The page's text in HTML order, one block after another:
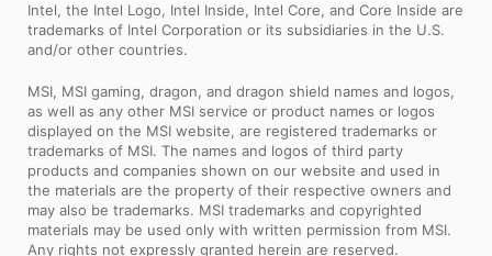
Intel, the Intel Logo, Intel Inside, Intel Core, and Core Inside are
trademarks of Intel Corporation or its subsidiaries in the U.S.
and/or other countries.
MSI, MSI gaming, dragon, and dragon shield names and logos,
as well as any other MSI service or product names or logos
displayed on the MSI website, are registered trademarks or
trademarks of MSI. The names and logos of third party
products and companies shown on our website and used in
the materials are the property of their respective owners and
may also be trademarks. MSI trademarks and copyrighted
materials may be used only with written permission from MSI.
Any rights not expressly granted herein are reserved.